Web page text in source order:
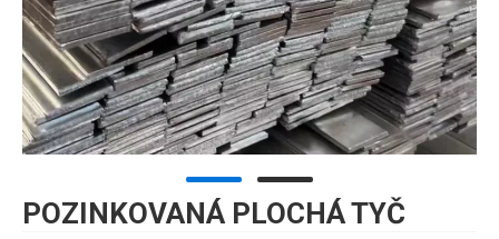
POZINKOVANÁ PLOCHÁ TYČ